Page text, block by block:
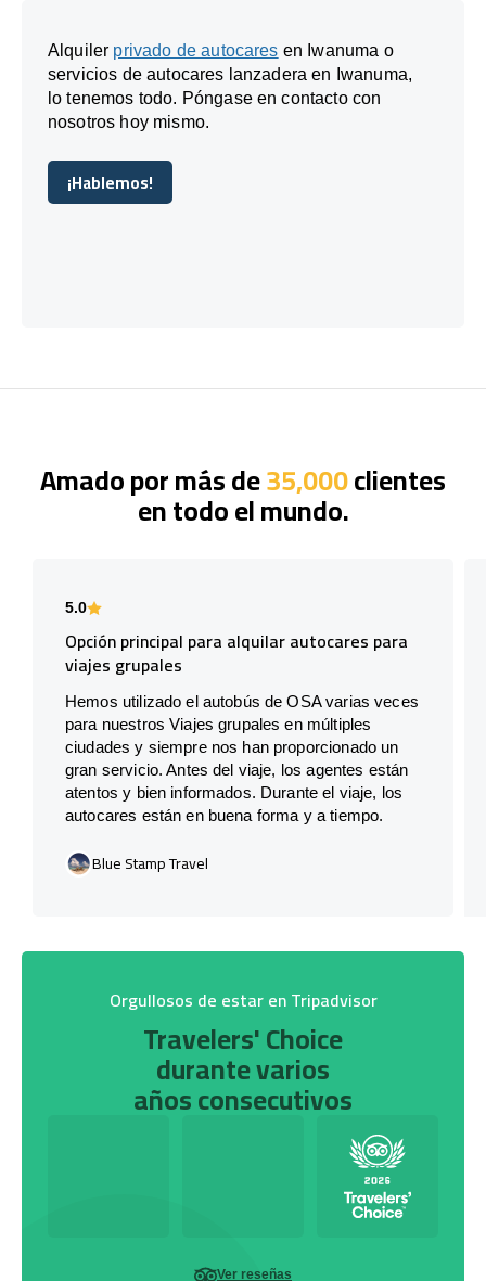
Alquiler privado de autocares en Iwanuma o
servicios de autocares lanzadera en Iwanuma,
lo tenemos todo. Póngase en contacto con
nosotros hoy mismo.
¡Hablemos!
¡Hablemos!
Amado por más de35,000clientes
en todo el mundo.
5.0
Opción principal para alquilar autocares para
viajes grupales
Hemos utilizado el autobús de OSA varias veces
para nuestros Viajes grupales en múltiples
ciudades y siempre nos han proporcionado un
gran servicio. Antes del viaje, los agentes están
atentos y bien informados. Durante el viaje, los
autocares están en buena forma y a tiempo.
Blue Stamp Travel
Orgullosos de estar en Tripadvisor
Travelers' Choice
durante varios
años consecutivos
Ver reseñas